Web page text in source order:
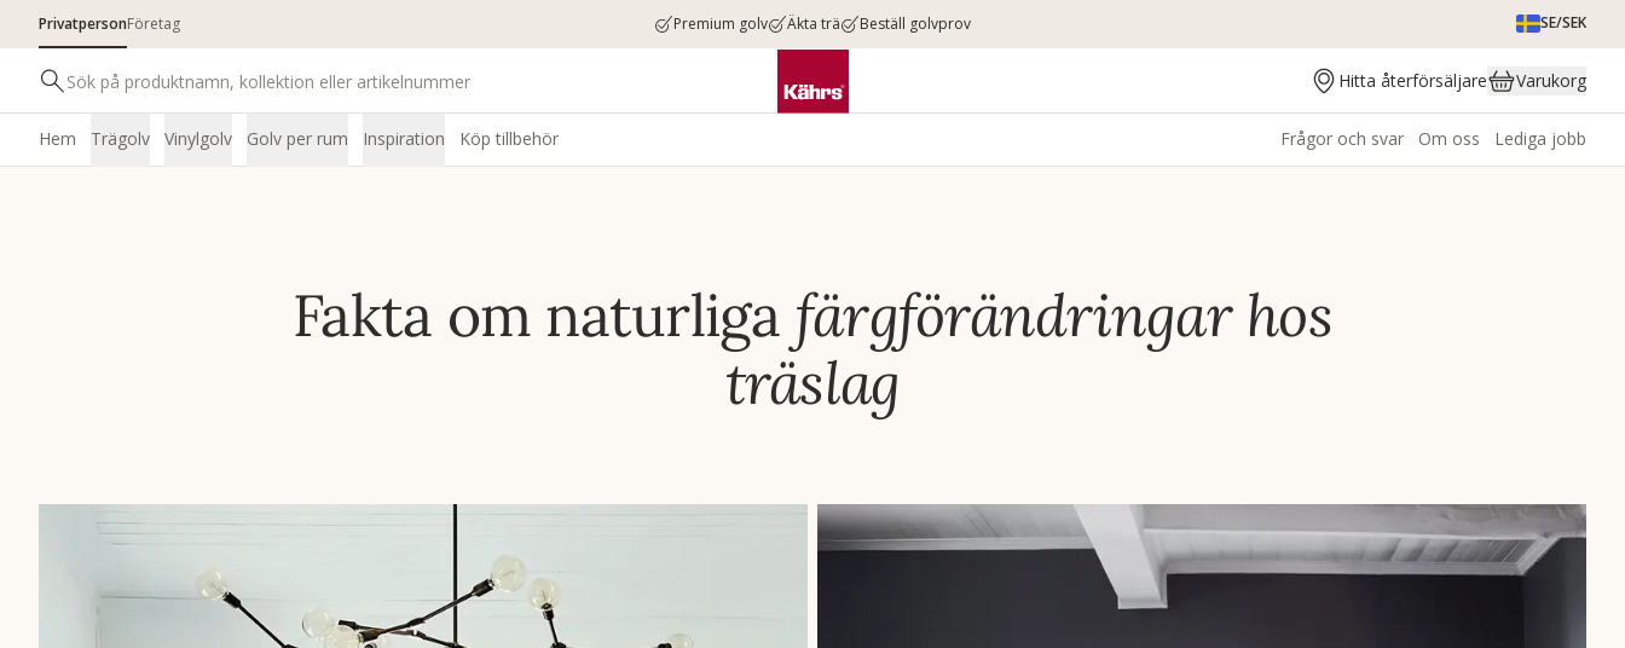
PrivatpersonFöretag Premium golv Äkta trä Beställ golvprov SE/SEK
Hitta återförsäljare Varukorg
Hem Trägolv Vinylgolv Golv per rum Inspiration Köp tillbehör Frågor och svar Om oss Lediga jobb
Fakta om naturliga färgförändringar hos
träslag